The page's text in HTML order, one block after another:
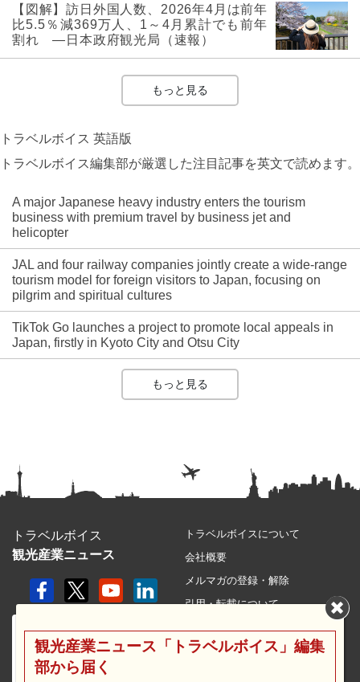
【図解】訪日外国人数、2026年4月は前年
比5.5％減369万人、1～4月累計でも前年
割れ ―日本政府観光局（速報）
もっと見る
トラベルボイス 英語版
トラベルボイス編集部が厳選した注目記事を英文で読めます。
A major Japanese heavy industry enters the tourism
business with premium travel by business jet and
helicopter
JAL and four railway companies jointly create a wide-range
tourism model for foreign visitors to Japan, focusing on
pilgrim and spiritual cultures
TikTok Go launches a project to promote local appeals in
Japan, firstly in Kyoto City and Otsu City
もっと見る
トラベルボイス
観光産業ニュース
トラベルボイスについて
会社概要
メルマガの登録・解除
引用・転載について
利用規約
観光産業ニュース「トラベルボイス」編集
部から届く